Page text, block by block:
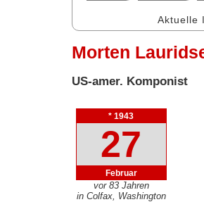
Aktuelle
Morten
US-amer. Komponist
* 1943
27
Februar
vor 83 Jahren
in Colfax, Washington